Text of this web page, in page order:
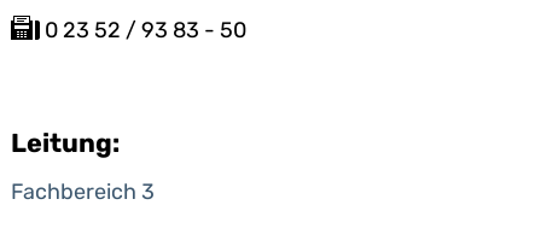
0 23 52 / 93 83 - 50
Leitung:
Fachbereich 3